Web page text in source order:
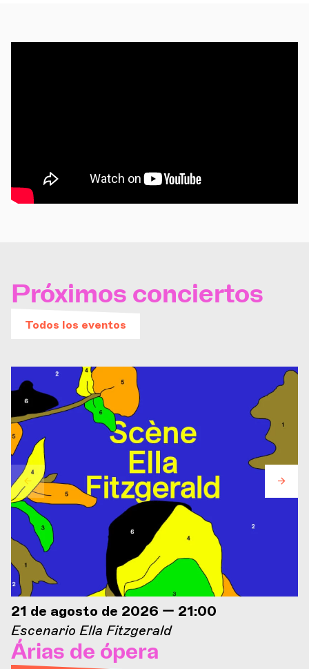
Próximos conciertos
Todos los eventos
21 de agosto de 2026 — 21:00
Escenario Ella Fitzgerald
Árias de ópera